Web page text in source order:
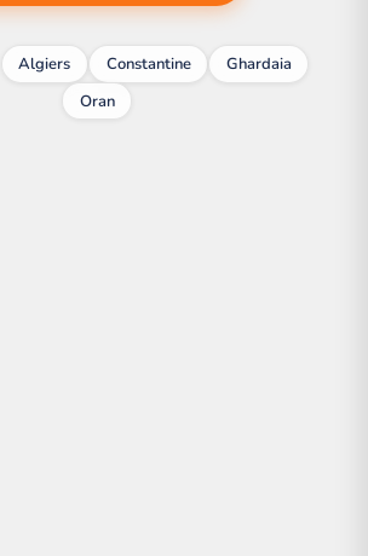
Algiers Constantine
Ghardaia
Oran